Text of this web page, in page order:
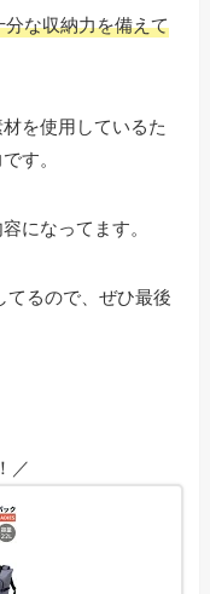
分な収納力を備えて
を使用しているた
す。
になってます。
てるので、ぜひ最後
／